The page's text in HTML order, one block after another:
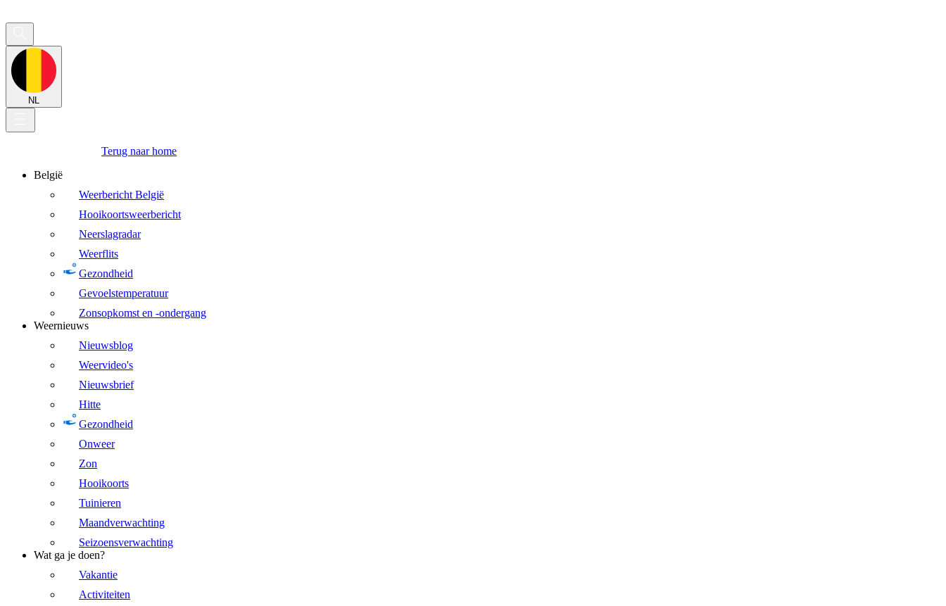
NL
Terug naar home
België
Weerbericht België
Hooikoortsweerbericht
Neerslagradar
Weerflits
Gezondheid
Gevoelstemperatuur
Zonsopkomst en -ondergang
Weernieuws
Nieuwsblog
Weervideo's
Nieuwsbrief
Hitte
Gezondheid
Onweer
Zon
Hooikoorts
Tuinieren
Maandverwachting
Seizoensverwachting
Wat ga je doen?
Vakantie
Activiteiten